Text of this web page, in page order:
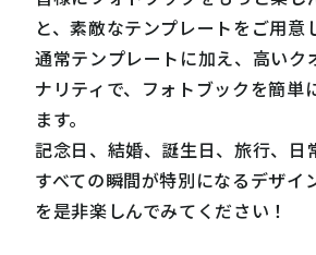
と、素敵なテンプレートをご用意
通常テンプレートに加え、高いク
ナリティで、フォトブックを簡単
ます。
記念日、結婚、誕生日、旅行、日
すべての瞬間が特別になるデザイ
を是非楽しんでみてください！